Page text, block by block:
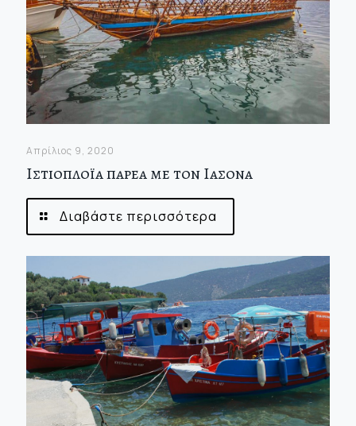
Απρίλιος 9, 2020
Ιστιοπλοϊα παρεα με τον Ιασονα
Διαβάστε περισσότερα